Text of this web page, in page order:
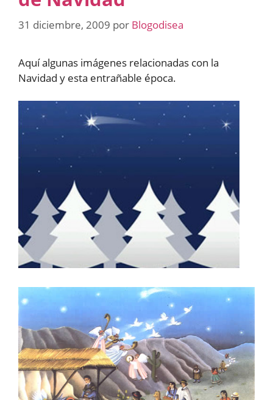
31 diciembre, 2009 por Blogodisea
Aquí algunas imágenes relacionadas con la
Navidad y esta entrañable época.